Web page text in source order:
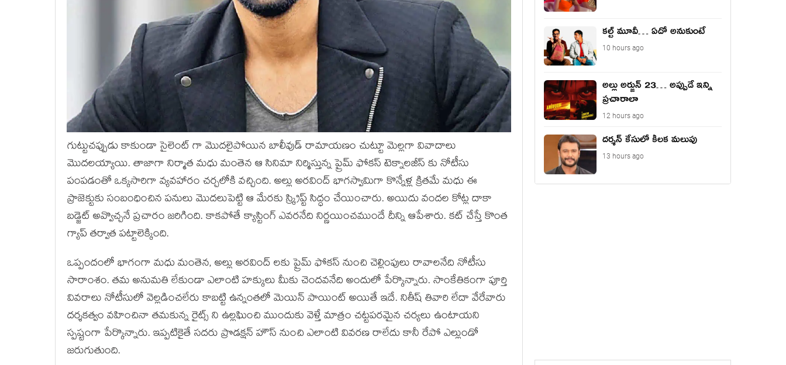
గుట్టుచప్పుడు కాకుండా సైలెంట్ గా మొదలైపోయిన బాలీవుడ్ రామాయణం చుట్టూ మెల్లగా వివాదాలు
మొదలయ్యాయి. తాజాగా నిర్మాత మధు మంతెన ఆ సినిమా నిర్మిస్తున్న ప్రైమ్ ఫోకస్ టెక్నాలజీస్ కు నోటీసు
పంపడంతో ఒక్కసారిగా వ్యవహారం చర్చలోకి వచ్చింది. అల్లు అరవింద్ భాగస్వామిగా కొన్నేళ్ల క్రితమే మధు ఈ
ప్రాజెక్టుకు సంబంధించిన పనులు మొదలుపెట్టి ఆ మేరకు స్క్రిప్ట్ సిద్ధం చేయించారు. అయిదు వందల కోట్ల దాకా
బడ్జెట్ అవ్వొచ్చనే ప్రచారం జరిగింది. కాకపోతే క్యాస్టింగ్ ఎవరనేది నిర్ణయించముందే దీన్ని ఆపేశారు. కట్ చేస్తే కొంత
గ్యాప్ తర్వాత పట్టాలెక్కింది.
ఒప్పందంలో భాగంగా మధు మంతెన, అల్లు అరవింద్ లకు ప్రైమ్ ఫోకస్ నుంచి చెల్లింపులు రావాలనేది నోటీసు
సారాంశం. తమ అనుమతి లేకుండా ఎలాంటి హక్కులు మీకు చెందవనేది అందులో పేర్కొన్నారు. సాంకేతికంగా పూర్తి
వివరాలు నోటీసులో వెల్లడించలేరు కాబట్టి ఉన్నంతలో మెయిన్ పాయింట్ అయితే ఇదే. నితీష్ తివారి లేదా వేరేవారు
దర్శకత్వం వహించినా తమకున్న రైట్స్ ని ఉల్లఘించి ముందుకు వెళ్తే మాత్రం చట్టపరమైన చర్యలు ఉంటాయని
స్పష్టంగా పేర్కొన్నారు. ఇప్పటికైతే సదరు ప్రొడక్షన్ హౌస్ నుంచి ఎలాంటి వివరణ రాలేదు కానీ రేపో ఎల్లుండో
జరుగుతుంది.
కల్ట్ మూవీ… ఏదో అనుకుంటే
10 hours ago
అల్లు అర్జున్ 23… అప్పుడే ఇన్ని
ప్రచారాలా
12 hours ago
దర్శన్ కేసులో కీలక మలుపు
13 hours ago